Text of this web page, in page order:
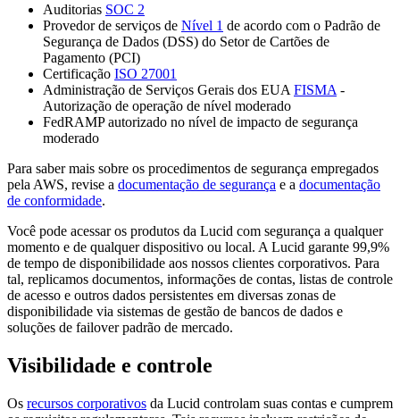
Auditorias SOC 2
Provedor de serviços de Nível 1 de acordo com o Padrão de
Segurança de Dados (DSS) do Setor de Cartões de
Pagamento (PCI)
Certificação ISO 27001
Administração de Serviços Gerais dos EUA FISMA -
Autorização de operação de nível moderado
FedRAMP autorizado no nível de impacto de segurança
moderado
Para saber mais sobre os procedimentos de segurança empregados
pela AWS, revise a documentação de segurança e a documentação
de conformidade.
Você pode acessar os produtos da Lucid com segurança a qualquer
momento e de qualquer dispositivo ou local. A Lucid garante 99,9%
de tempo de disponibilidade aos nossos clientes corporativos. Para
tal, replicamos documentos, informações de contas, listas de controle
de acesso e outros dados persistentes em diversas zonas de
disponibilidade via sistemas de gestão de bancos de dados e
soluções de failover padrão de mercado.
Visibilidade e controle
Os recursos corporativos da Lucid controlam suas contas e cumprem